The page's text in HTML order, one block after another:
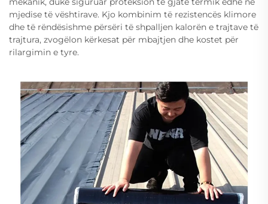
mjedise të vështirave. Kjo kombinim të rezistencës klimore
dhe të rëndësishme përsëri të shpalljen kalorën e trajtave të
trajtura, zvogëlon kërkesat për mbajtjen dhe kostet për
rilargimin e tyre.